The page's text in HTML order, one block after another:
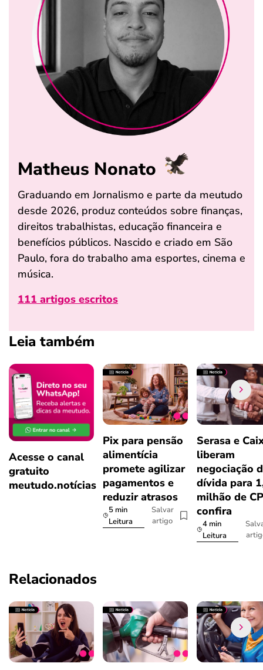
Matheus Nonato
Graduando em Jornalismo e parte da meutudo
desde 2026, produz conteúdos sobre finanças,
direitos trabalhistas, educação financeira e
benefícios públicos. Nascido e criado em São
Paulo, fora do trabalho ama esportes, cinema e
música.
111 artigos escritos
Leia também
Acesse o canal
gratuito
meutudo.notícias
Pix para pensão
alimentícia
promete agilizar
pagamentos e
reduzir atrasos
5 min
Leitura
Salvar
artigo
Serasa e
liberam
negociação
dívida para
milhão de
confira
4 min
Leitura
Relacionados